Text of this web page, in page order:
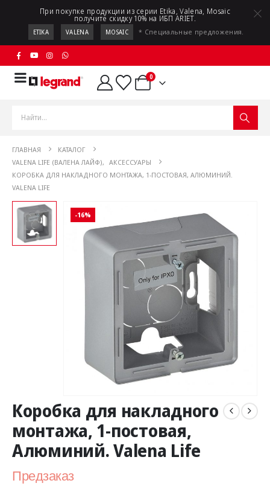
При покупке продукции из серии Etika, Valena, Mosaic
получите скидку 10% на ИБП ARIET.
ETIKA VALENA MOSAIC * Специальные предложения.
0
ГЛАВНАЯ
КАТАЛОГ
VALENA LIFE (ВАЛЕНА ЛАЙФ), АКСЕССУАРЫ
КОРОБКА ДЛЯ НАКЛАДНОГО МОНТАЖА, 1-ПОСТОВАЯ, АЛЮМИНИЙ.
VALENA LIFE
-16%
Коробка для накладного
монтажа, 1-постовая,
Алюминий. Valena Life
Предзаказ